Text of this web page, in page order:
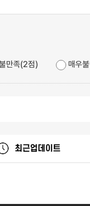
만족(2점) 매우
최근업데이트